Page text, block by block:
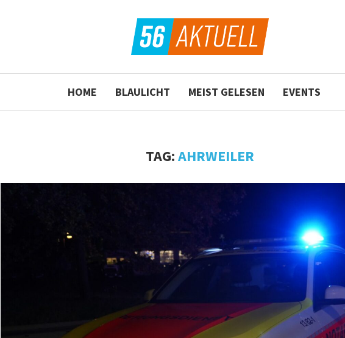
HOME BLAULICHT MEIST GELESEN EVENTS
TAG:AHRWEILER